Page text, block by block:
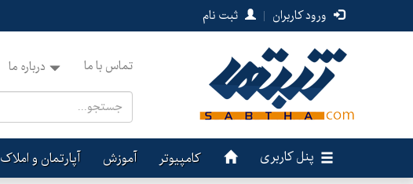
ورود کاربران | ثبت نام
تماس با ما درباره ما
پنل کاربری کامپیوتر آموزش آپارتمان و املاک